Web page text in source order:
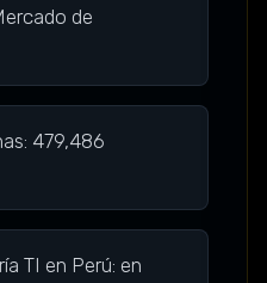
de
479,486
TI en Perú: en